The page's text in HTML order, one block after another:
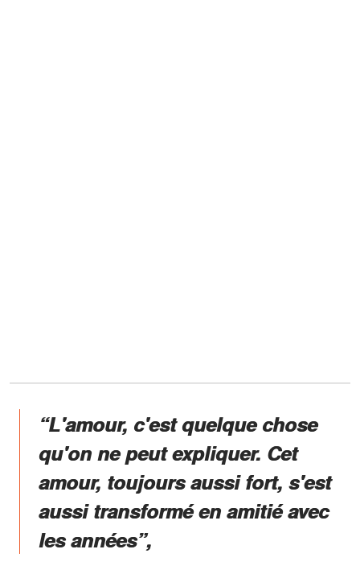
“L'amour, c'est quelque chose
qu'on ne peut expliquer. Cet
amour, toujours aussi fort, s'est
aussi transformé en amitié avec
les années”,